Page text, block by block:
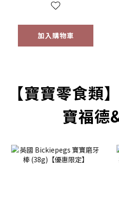
加入購物車
【寶寶零食類
寶福德